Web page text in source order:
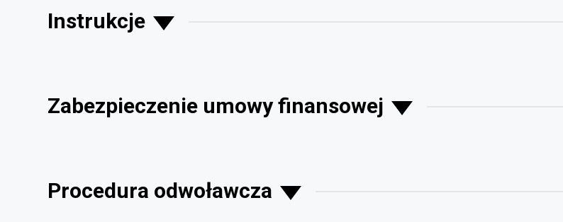
Instrukcje
Zabezpieczenie umowy finansowej
Procedura odwoławcza